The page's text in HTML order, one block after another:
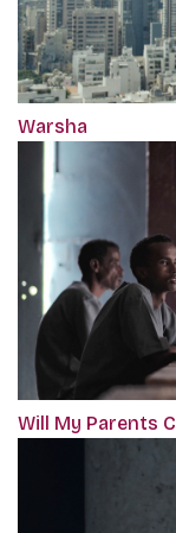
Warsha
Will My Parents